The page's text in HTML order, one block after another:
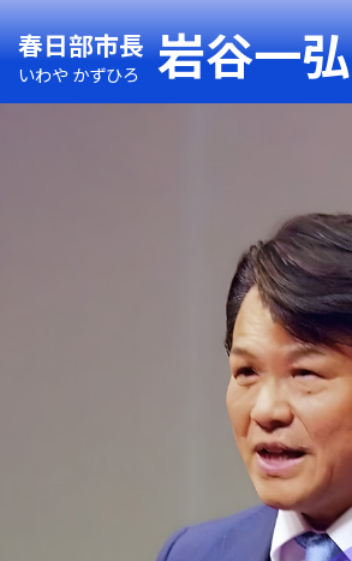
春日部市長
いわや かずひろ 岩谷一弘